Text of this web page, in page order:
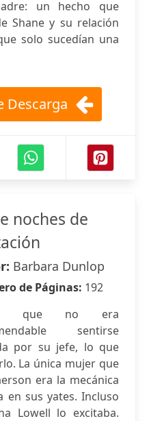
un hecho que
Shane y su relación
solo sucedían una
Descarga
noches de
Barbara Dunlop
de Páginas: 192
que no era
sentirse
por su jefe, lo que
La única mujer que
era la mecánica
en sus yates. Incluso
Lowell lo excitaba.